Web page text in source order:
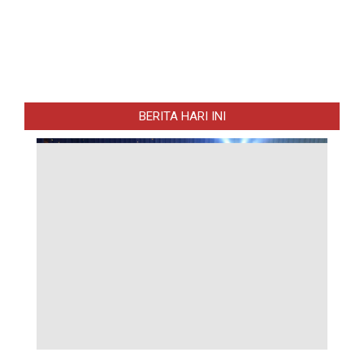
BERITA HARI INI